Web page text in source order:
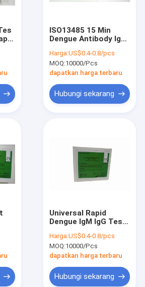
ISO13485 15 Min
Dengue Antibody IgM
Klinik Rumah Sakit
Harga:US$0.4-0.8/pcs
MOQ:10000/Pcs
dapatkan harga terbaru
Hubungi sekarang
Universal Rapid
Dengue IgM IgG Test
IN VITRO
Harga:US$0.4-0.8/pcs
MOQ:10000/Pcs
dapatkan harga terbaru
Hubungi sekarang